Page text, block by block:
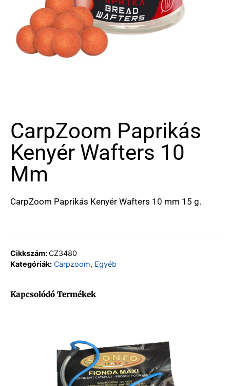
CarpZoom Paprikás
Kenyér Wafters 10
Mm
CarpZoom Paprikás Kenyér Wafters 10 mm 15 g.
Cikkszám:CZ3480
Kategóriák: Carpzoom, Egyéb
Kapcsolódó Termékek